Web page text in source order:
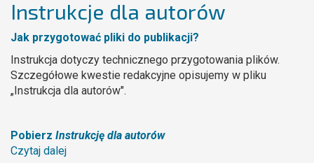
Instrukcje dla autorów
Jak przygotować pliki do publikacji?
Instrukcja dotyczy technicznego przygotowania plików.
Szczegółowe kwestie redakcyjne opisujemy w pliku
„Instrukcja dla autorów".
Pobierz Instrukcję dla autorów
Czytaj dalej